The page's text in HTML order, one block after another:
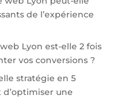
de l’expérience
Lyon est-elle 2 fois
vos conversions ?
stratégie en 5
une